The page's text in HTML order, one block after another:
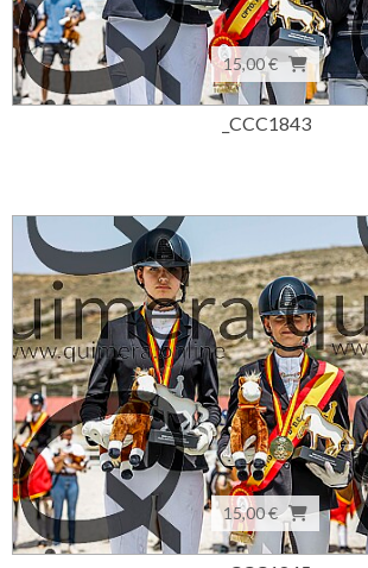
15,00 €
_CCC1843
15,00 €